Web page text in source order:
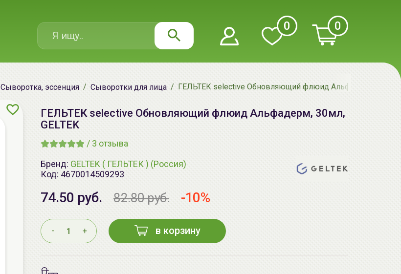
0 0
Сыворотка, эссенция Сыворотки для лица ГЕЛЬТЕК selective Обновляющий флюид Альфадерм, 30мл,
ГЕЛЬТЕК selective Обновляющий флюид Альфадерм, 30мл,
GELTEK
/ 3 отзыва
Бренд: GELTEK ( ГЕЛЬТЕК ) (Россия)
Код: 4670014509293
74.50 руб. 82.80 руб. -10%
- + в корзину